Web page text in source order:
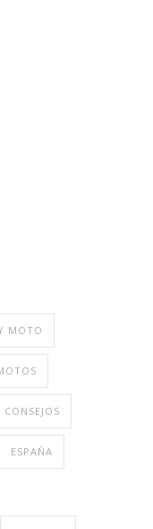
MOTO
CONSEJOS
ESPAÑA